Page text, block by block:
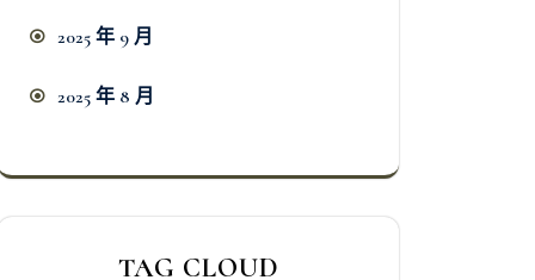
2025 年 9 月
2025 年 8 月
TAG CLOUD